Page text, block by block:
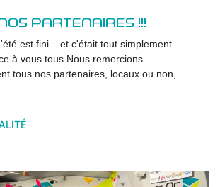
PARTENAIRES !!!
est fini... et c'était tout simplement
à vous tous Nous remercions
tous nos partenaires, locaux ou non,